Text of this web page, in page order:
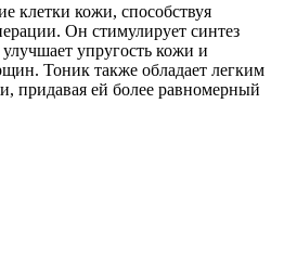
клетки кожи, способствуя
Он стимулирует синтез
упругость кожи и
Тоник также обладает легким
придавая ей более равномерный